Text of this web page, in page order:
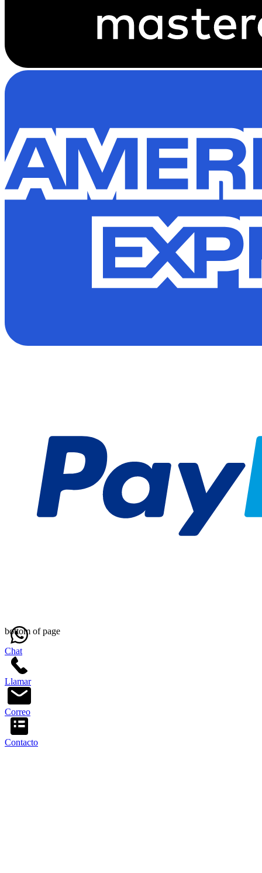
Chat
Llamar
Correo
Contacto
bottom of page